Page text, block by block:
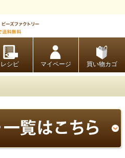
レシピ マイページ 買い物カゴ